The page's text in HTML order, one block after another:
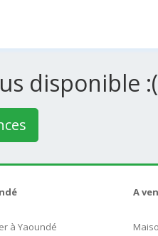
disponible :(
à Yaoundé
A